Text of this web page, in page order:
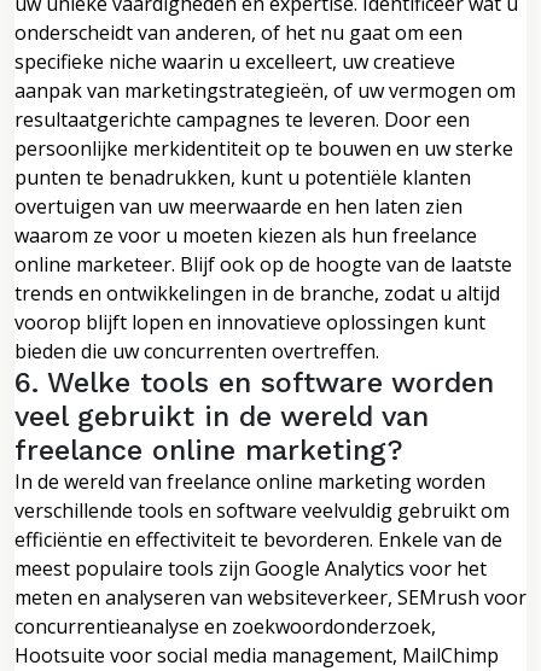
onderscheidt van anderen, of het nu gaat om een
specifieke niche waarin u excelleert, uw creatieve
aanpak van marketingstrategieën, of uw vermogen om
resultaatgerichte campagnes te leveren. Door een
persoonlijke merkidentiteit op te bouwen en uw sterke
punten te benadrukken, kunt u potentiële klanten
overtuigen van uw meerwaarde en hen laten zien
waarom ze voor u moeten kiezen als hun freelance
online marketeer. Blijf ook op de hoogte van de laatste
trends en ontwikkelingen in de branche, zodat u altijd
voorop blijft lopen en innovatieve oplossingen kunt
bieden die uw concurrenten overtreffen.
6. Welke tools en software worden
veel gebruikt in de wereld van
freelance online marketing?
In de wereld van freelance online marketing worden
verschillende tools en software veelvuldig gebruikt om
efficiëntie en effectiviteit te bevorderen. Enkele van de
meest populaire tools zijn Google Analytics voor het
meten en analyseren van websiteverkeer, SEMrush voor
concurrentieanalyse en zoekwoordonderzoek,
Hootsuite voor social media management, MailChimp